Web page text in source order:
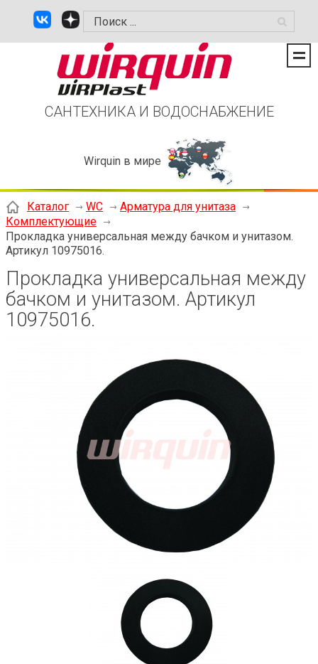
САНТЕХНИКА И ВОДОСНАБЖЕНИЕ
Wirquin в мире
Каталог WC
Арматура для унитаза
Комплeктующие
Прокладка универсальная между бачком и унитазом.
Артикул 10975016.
Прокладка универсальная между
бачком и унитазом. Артикул
10975016.